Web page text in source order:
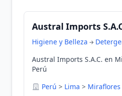
Austral Imports
Higiene y Belleza
Austral Imports S.A.C. en
Perú
Perú > Lima > Miraflores